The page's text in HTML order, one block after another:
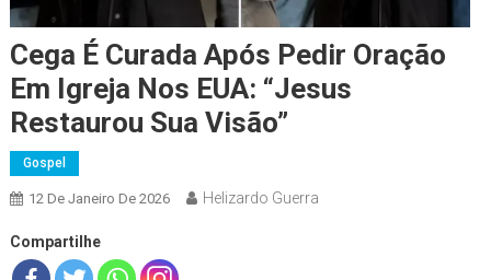
Cega É Curada Após Pedir Oração
Em Igreja Nos EUA: “Jesus
Restaurou Sua Visão”
Gospel
12 De Janeiro De 2026 Helizardo Guerra
Compartilhe